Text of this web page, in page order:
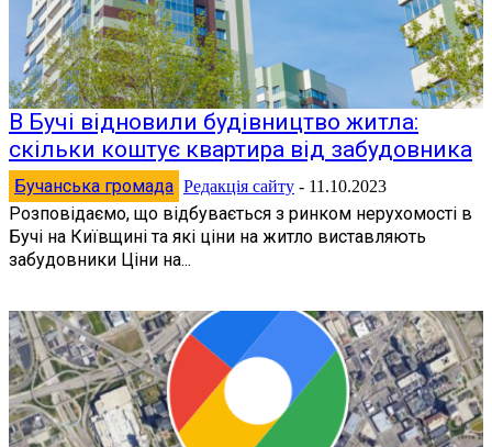
В Бучі відновили будівництво житла:
скільки коштує квартира від забудовника
Бучанська громада Редакція сайту - 11.10.2023
Розповідаємо, що відбувається з ринком нерухомості в
Бучі на Київщині та які ціни на житло виставляють
забудовники Ціни на...